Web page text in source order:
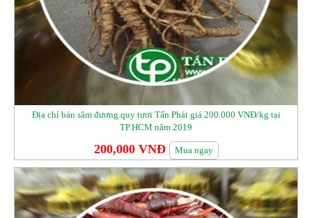
Địa chỉ bán sâm đương quy tươi Tấn Phát giá 200.000 VNĐ/kg tại
TP.HCM năm 2019
200,000 VNĐ Mua ngay